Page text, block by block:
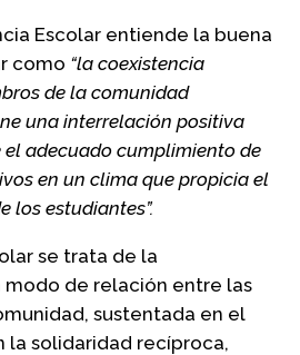
Escolar entiende la buena
como “la coexistencia
de la comunidad
una interrelación positiva
adecuado cumplimiento de
en un clima que propicia el
los estudiantes”.
se trata de la
de relación entre las
sustentada en el
la solidaridad recíproca,